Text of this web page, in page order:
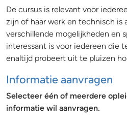
De cursus is relevant voor
zijn of haar werk en technisch is
verschillende mogelijkheden en
interessant is voor iedereen die
enaltijd probeert uit te pluizen
Informatie aanvragen
Selecteer één of meerdere
informatie wil aanvragen.